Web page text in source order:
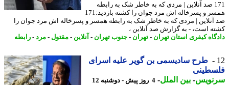
171 صد آنلاین | مردی که به خاطر شک به رابطه
همسر و پسرخاله اش مرد جوان را کشته بازدید:171
| مردی که به خاطر شک به رابطه همسر و پسرخاله اش مرد جوان را
است، - به گزارش صد آنلاین ،
کیفری استان تهران- تهران- جنوب تهران- آنلاین-مقتول-مرد-رابطه
طرح سادیسمی بن گویر علیه اسرای
-بین الملل-
4 روز پیش - دوشنبه 12